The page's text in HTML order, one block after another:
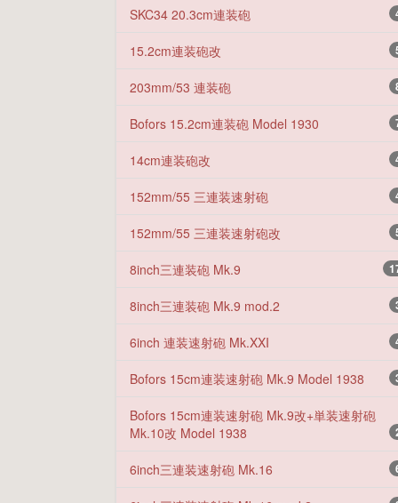
SKC34 20.3cm連装砲
15.2cm連装砲改
203mm/53 連装砲
Bofors 15.2cm連装砲 Model 1930
14cm連装砲改
152mm/55 三連装速射砲
152mm/55 三連装速射砲改
8inch三連装砲 Mk.9
8inch三連装砲 Mk.9 mod.2
6inch 連装速射砲 Mk.XXI
Bofors 15cm連装速射砲 Mk.9 Model 1938
Bofors 15cm連装速射砲 Mk.9改+単装速射砲
Mk.10改 Model 1938
6inch三連装速射砲 Mk.16